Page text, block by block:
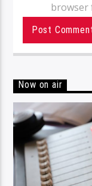
browser
Now on air